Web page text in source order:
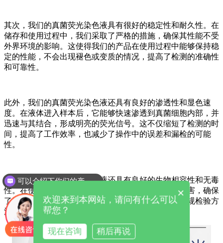
其次，我们的真菌荧光染色液具有很好的稳定性和耐久性。在
储存和使用过程中，我们采取了严格的措施，确保其性能不受
外界环境的影响。这使得我们的产品在使用过程中能够保持稳
定的性能，不会出现褪色或变质的情况，提高了检测的准确性
和可靠性。
此外，我们的真菌荧光染色液还具有良好的渗透性和显色速
度。在液体进入样本后，它能够快速渗透到真菌细胞内部，并
迅速与其结合，形成明亮的荧光信号。这不仅缩短了检测的时
间，提高了工作效率，也减少了操作中的误差和漏检的可能
性。
此外，我们的真菌荧光染色液还具有良好的生物相容性和无毒
性。在使用过程中，它不会对人体和环境造成任何危害，确保
了操作人员和患者的安全。同时，它也可以与其他常规检验方
法和设备相配合，提高了整体的检测效果和水平。
可以介绍下你们的产品么
×
欢迎来到本网站，请问有什么可以
帮您？
现在咨询 稍后再说